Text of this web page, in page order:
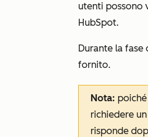
utenti possono
HubSpot.
Durante la fase
fornito.
Nota:
richiedere
risponde